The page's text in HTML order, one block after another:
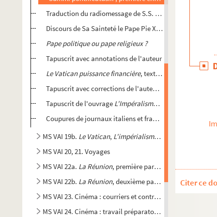
Traduction du radiomessage de S.S. le Pape Pie XII,
Discours de Sa Sainteté le Pape Pie XII aux travailleurs le
Pape politique ou pape religieux ?
Tapuscrit avec annotations de l'auteur
Le Vatican puissance financière, texte source utilisé par
Tapuscrit avec corrections de l'auteur et quelques notes
Tapuscrit de l'ouvrage L'Impéralisme Vatican contre la
Coupures de journaux italiens et français
MS VAI 19b. Le Vatican, L'impérialisme Vatican contre la
MS VAI 20, 21. Voyages
MS VAI 22a. La Réunion, première partie
MS VAI 22b. La Réunion, deuxième partie
MS VAI 23. Cinéma : courriers et contrats
MS VAI 24. Cinéma : travail préparatoire pour le film
Citer ce